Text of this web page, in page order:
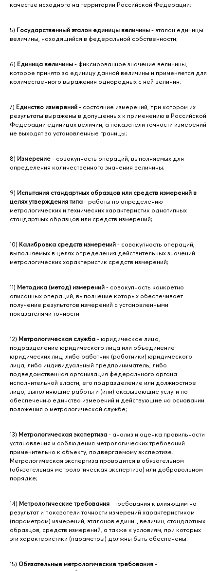
качестве исходного на территории Российской Федерации;
5) Государственный эталон единицы величины - эталон единицы
величины, находящийся в федеральной собственности;
6) Единица величины - фиксированное значение величины,
которое принято за единицу данной величины и применяется для
количественного выражения однородных с ней величин;
7) Единство измерений - состояние измерений, при котором их
результаты выражены в допущенных к применению в Российской
Федерации единицах величин, а показатели точности измерений
не выходят за установленные границы;
8) Измерение - совокупность операций, выполняемых для
определения количественного значения величины;
9) Испытания стандартных образцов или средств измерений в
целях утверждения типа - работы по определению
метрологических и технических характеристик однотипных
стандартных образцов или средств измерений;
10) Калибровка средств измерений - совокупность операций,
выполняемых в целях определения действительных значений
метрологических характеристик средств измерений;
11) Методика (метод) измерений - совокупность конкретно
описанных операций, выполнение которых обеспечивает
получение результатов измерений с установленными
показателями точности;
12) Метрологическая служба - юридическое лицо,
подразделение юридического лица или объединение
юридических лиц, либо работник (работники) юридического
лица, либо индивидуальный предприниматель, либо
подведомственная организация федерального органа
исполнительной власти, его подразделение или должностное
лицо, выполняющие работы и (или) оказывающие услуги по
обеспечению единства измерений и действующие на основании
положения о метрологической службе;
13) Метрологическая экспертиза - анализ и оценка правильности
установления и соблюдения метрологических требований
применительно к объекту, подвергаемому экспертизе.
Метрологическая экспертиза проводится в обязательном
(обязательная метрологическая экспертиза) или добровольном
порядке;
14) Метрологические требования - требования к влияющим на
результат и показатели точности измерений характеристикам
(параметрам) измерений, эталонов единиц величин, стандартных
образцов, средств измерений, а также к условиям, при которых
эти характеристики (параметры) должны быть обеспечены;
15) Обязательные метрологические требования -